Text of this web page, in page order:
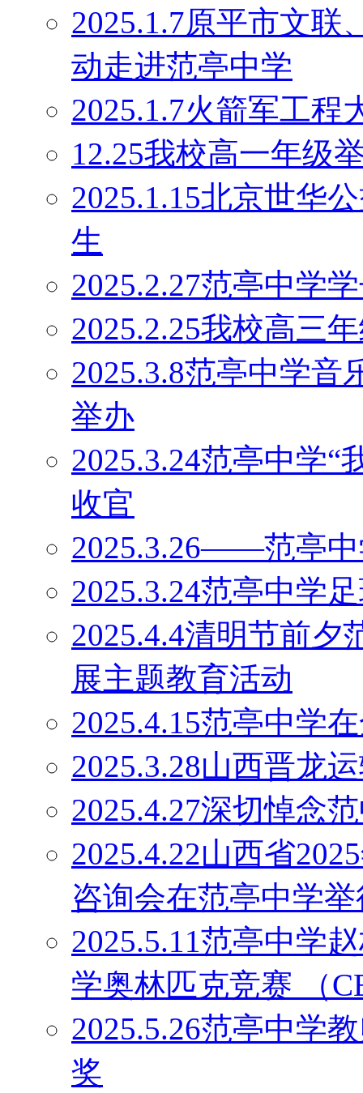
2025.1.7原平市文联
动走进范亭中学
2025.1.7火箭军工程
12.25我校高一年级
2025.1.15北京世华
生
2025.2.27范亭中学
2025.2.25我校高三
2025.3.8范亭中学音
举办
2025.3.24范亭中学“
收官
2025.3.26——范亭中
2025.3.24范亭中学
2025.4.4清明节前夕
展主题教育活动
2025.4.15范亭中学
2025.3.28山西晋龙
2025.4.27深切悼念
2025.4.22山西省
咨询会在范亭中学举
2025.5.11范亭中学
学奥林匹克竞赛 （
2025.5.26范亭中学
奖